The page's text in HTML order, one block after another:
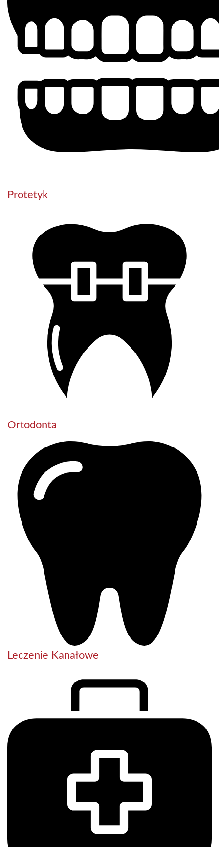
Protetyk
Ortodonta
Leczenie Kanałowe